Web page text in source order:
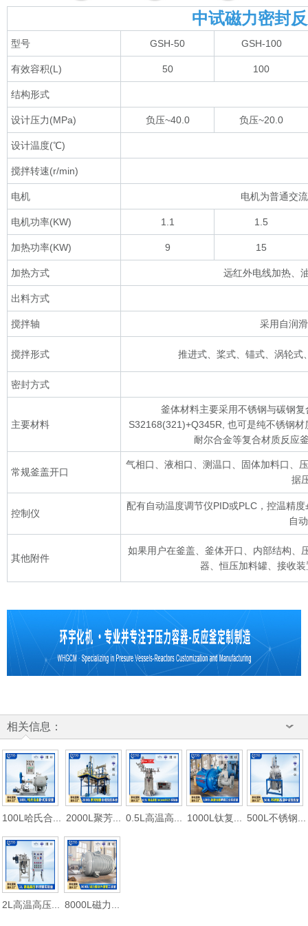
中试磁力密封
型号 GSH-50 GSH-100
有效容积(L) 50 100
结构形式
设计压力(MPa) 负压~40.0 负压~20.0
设计温度(℃)
搅拌转速(r/min)
电机 电机为普通交
电机功率(KW) 1.1 1.5
加热功率(KW) 9 15
加热方式 远红外电线加热、
出料方式
搅拌轴 采用自润
搅拌形式 推进式、桨式、锚式、涡轮式
密封方式
主要材料
釜体材料主要采用不锈钢与碳钢
S32168(321)+Q345R, 也可是纯不锈钢
耐尔合金等复合材质反应
常规釜盖开口
气相口、液相口、测温口、固体加料口、
据
控制仪
配有自动温度调节仪PID或PLC，控温精
自
其他附件
如果用户在釜盖、釜体开口、内部结构、
器、恒压加料罐、接收
相关信息：
100L哈氏合... 2000L聚芳... 0.5L高温高... 1000L钛复... 500L不锈钢...
2L高温高压... 8000L磁力...